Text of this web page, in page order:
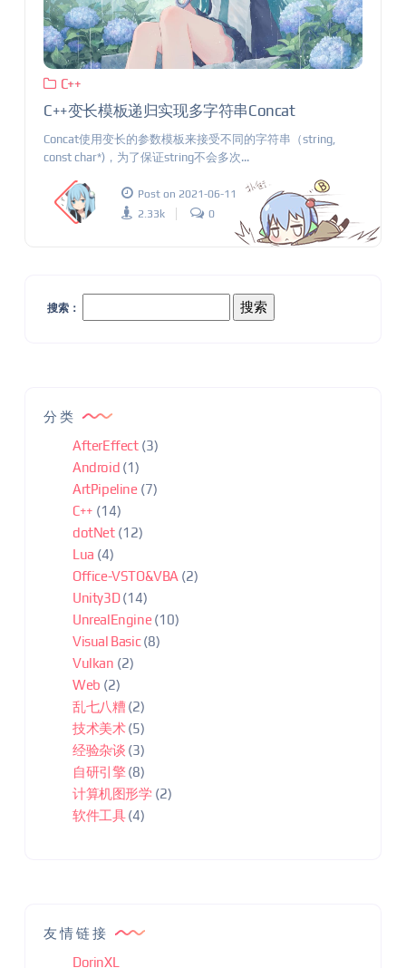
C++
C++变长模板递归实现多字符串Concat
Concat使用变长的参数模板来接受不同的字符串（string,
const char*)，为了保证string不会多次...
Post on 2021-06-11
2.33k
0
搜索：
分类
AfterEffect(3)
Android (1)
ArtPipeline (7)
C++ (14)
dotNet(12)
Lua (4)
Office-VSTO&VBA (2)
Unity3D(14)
UnrealEngine (10)
Visual Basic(8)
Vulkan (2)
Web (2)
乱七八糟(2)
技术美术(5)
经验杂谈 (3)
自研引擎 (8)
计算机图形学 (2)
软件工具(4)
友情链接
DorinXL